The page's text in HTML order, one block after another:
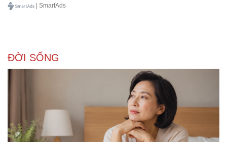
| SmartAds
ĐỜI SỐNG